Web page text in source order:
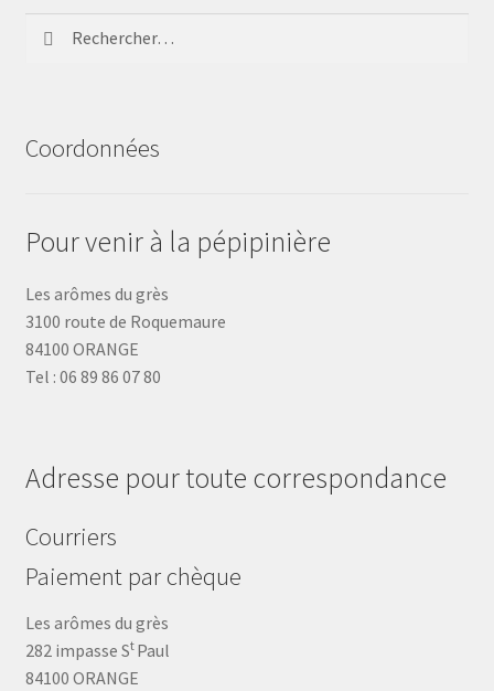
Coordonnées
Pour venir à la pépipinière
Les arômes du grès
3100 route de Roquemaure
84100 ORANGE
Tel : 06 89 86 07 80
Adresse pour toute correspondance
Courriers
Paiement par chèque
Les arômes du grès
282 impasse St Paul
84100 ORANGE